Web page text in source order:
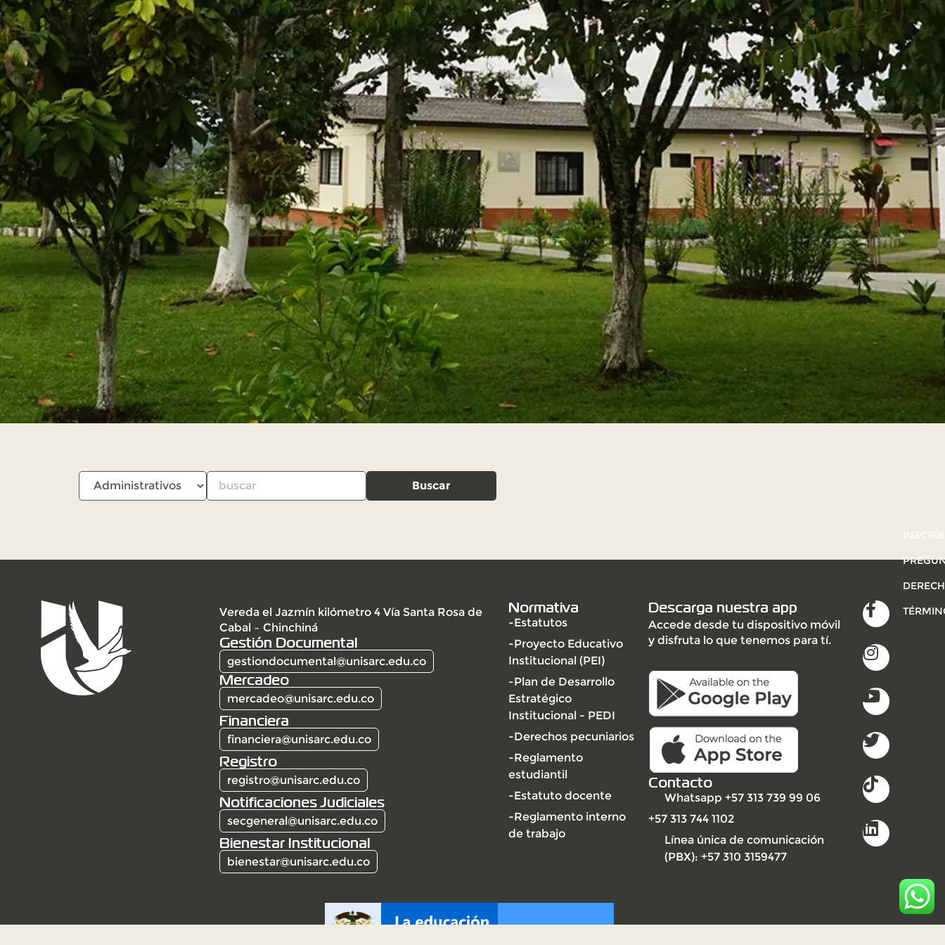
Buscar
Vereda el Jazmín kilómetro 4 Vía Santa Rosa de
Cabal – Chinchiná
Gestión Documental
gestiondocumental@unisarc.edu.co
Mercadeo
mercadeo@unisarc.edu.co
Financiera
financiera@unisarc.edu.co
Registro
registro@unisarc.edu.co
Notificaciones Judiciales
secgeneral@unisarc.edu.co
Bienestar Institucional
bienestar@unisarc.edu.co
Normativa
-Estatutos
-Proyecto Educativo
Institucional (PEI)
-Plan de Desarrollo
Estratégico
Institucional - PEDI
-Derechos pecuniarios
-Reglamento
estudiantil
-Estatuto docente
-Reglamento interno
de trabajo
Descarga nuestra app
Accede desde tu dispositivo móvil
y disfruta lo que tenemos para tí.
Contacto
Whatsapp +57 313 739 99 06
+57 313 744 1102
Línea única de comunicación
(PBX): +57 310 3159477